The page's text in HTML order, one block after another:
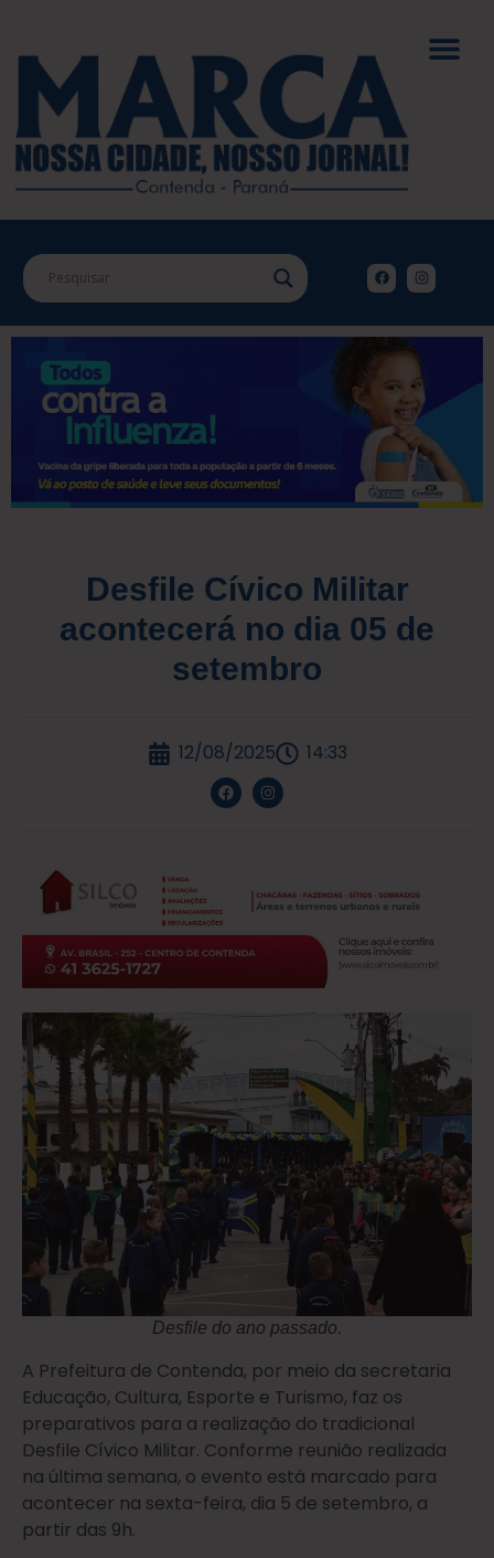
Desfile Cívico Militar
acontecerá no dia 05 de
setembro
12/08/2025 14:33
Desfile do ano passado.
A Prefeitura de Contenda, por meio da secretaria
Educação, Cultura, Esporte e Turismo, faz os
preparativos para a realização do tradicional
Desfile Cívico Militar. Conforme reunião realizada
na última semana, o evento está marcado para
acontecer na sexta-feira, dia 5 de setembro, a
partir das 9h.